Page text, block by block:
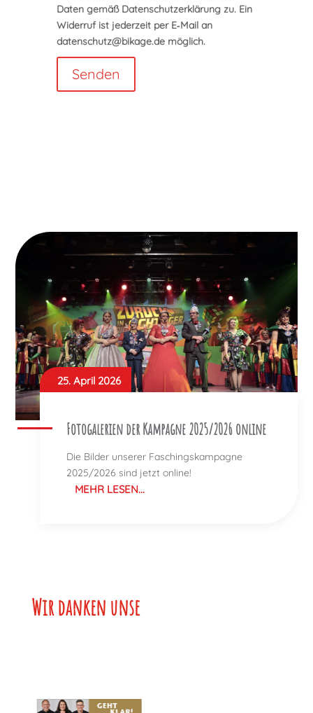
Daten gemäß Datenschutzerklärung zu. Ein
Widerruf ist jederzeit per E‑Mail an
datenschutz@bikage.de möglich.
Senden
25. April 2026
Fotogalerien der Kampagne 2025/2026 online
Die Bilder unserer Faschingskampagne
2025/2026 sind jetzt online!
MEHR LESEN...
Wir danken unser